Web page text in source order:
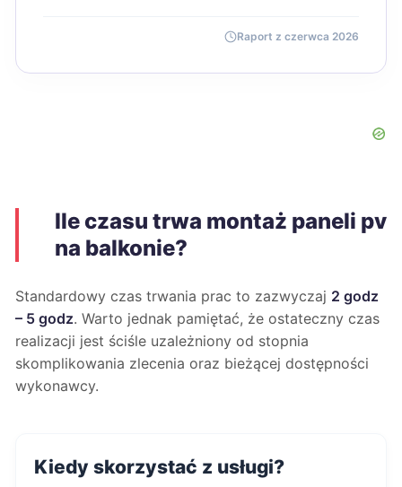
Raport z czerwca 2026
Ile czasu trwa montaż paneli pv
na balkonie?
Standardowy czas trwania prac to zazwyczaj 2 godz
– 5 godz. Warto jednak pamiętać, że ostateczny czas
realizacji jest ściśle uzależniony od stopnia
skomplikowania zlecenia oraz bieżącej dostępności
wykonawcy.
Kiedy skorzystać z usługi?